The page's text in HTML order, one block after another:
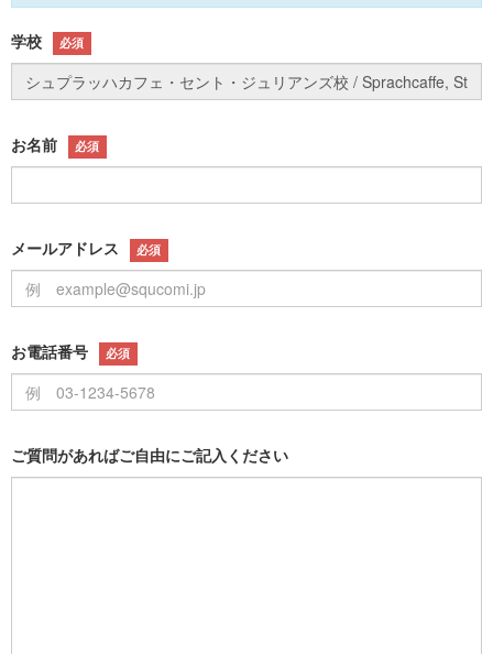
学校 必須
お名前 必須
メールアドレス 必須
お電話番号 必須
ご質問があればご自由にご記入ください